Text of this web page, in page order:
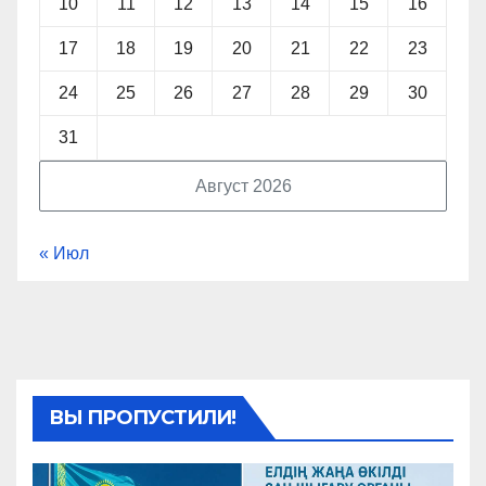
Август 2026
17 18 19 20 21 22 23
24 25 26 27 28 29 30
31
« Июл
ВЫ ПРОПУСТИЛИ!